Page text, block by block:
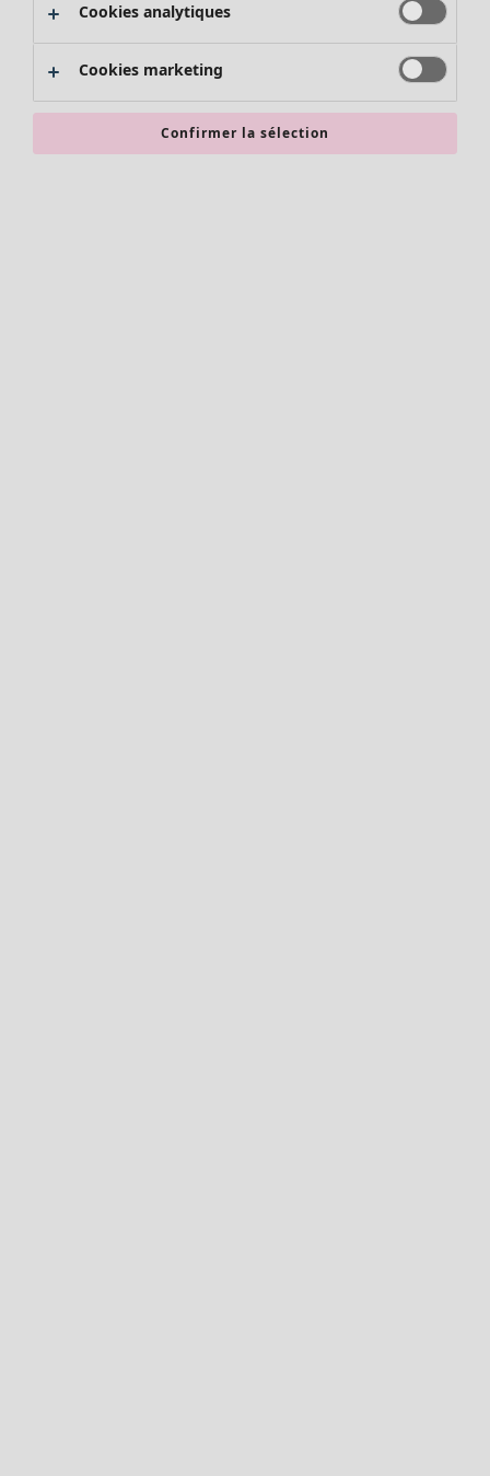
Promos SOLDES
Les promos de Gudrun Sjödén
Nouvel arrivage
Bonnes affaires en soldes - jusqu'à -70
Cookies analytiques
Cookies marketing
Confirmer la sélection